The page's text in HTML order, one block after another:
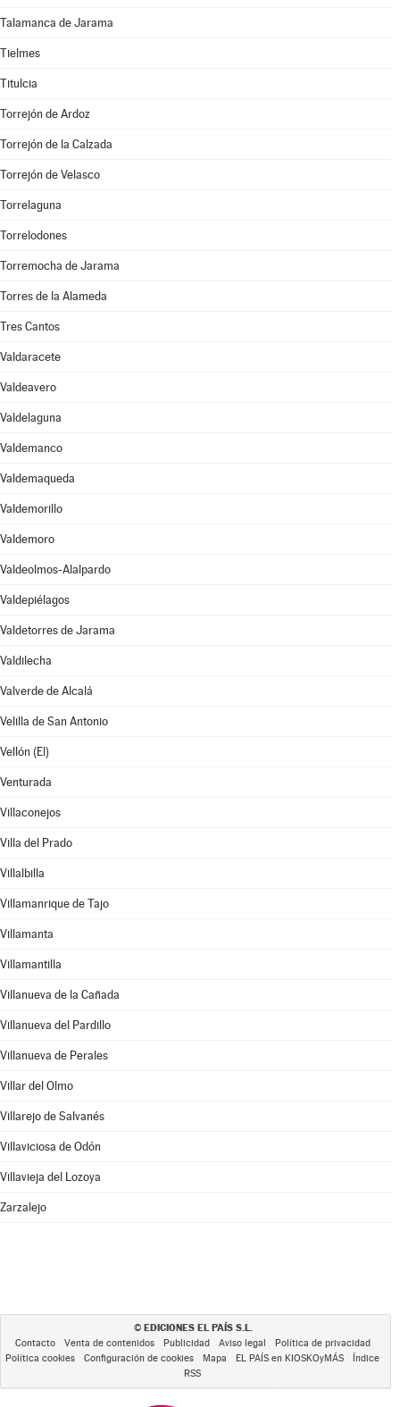
Talamanca de Jarama
Tielmes
Titulcia
Torrejón de Ardoz
Torrejón de la Calzada
Torrejón de Velasco
Torrelaguna
Torrelodones
Torremocha de Jarama
Torres de la Alameda
Tres Cantos
Valdaracete
Valdeavero
Valdelaguna
Valdemanco
Valdemaqueda
Valdemorillo
Valdemoro
Valdeolmos-Alalpardo
Valdepiélagos
Valdetorres de Jarama
Valdilecha
Valverde de Alcalá
Velilla de San Antonio
Vellón (El)
Venturada
Villaconejos
Villa del Prado
Villalbilla
Villamanrique de Tajo
Villamanta
Villamantilla
Villanueva de la Cañada
Villanueva del Pardillo
Villanueva de Perales
Villar del Olmo
Villarejo de Salvanés
Villaviciosa de Odón
Villavieja del Lozoya
Zarzalejo
© EDICIONES EL PAÍS S.L.
Contacto Venta de contenidos Publicidad Aviso legal
Política de privacidad
Política cookies
Configuración de cookies Mapa EL PAÍS en KIOSKOyMÁS
Índice
RSS